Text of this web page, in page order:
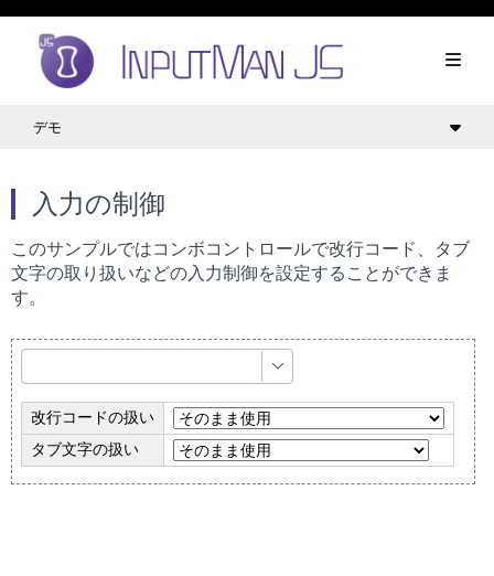
デモ
入力の制御
このサンプルではコンボコントロールで改行コード、タブ
文字の取り扱いなどの入力制御を設定することができま
す。